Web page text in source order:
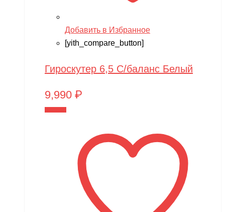
Добавить в Избранное
[yith_compare_button]
Гироскутер 6,5 С/баланс Белый
9,990 ₽